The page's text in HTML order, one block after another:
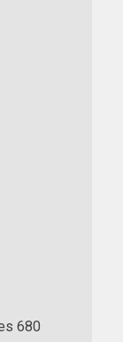
680